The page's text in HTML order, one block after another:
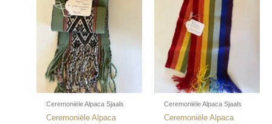
Ceremoniële Alpaca Sjaals
Ceremoniële Alpaca
Ceremoniële Alpaca Sjaals
Ceremoniële Alpaca